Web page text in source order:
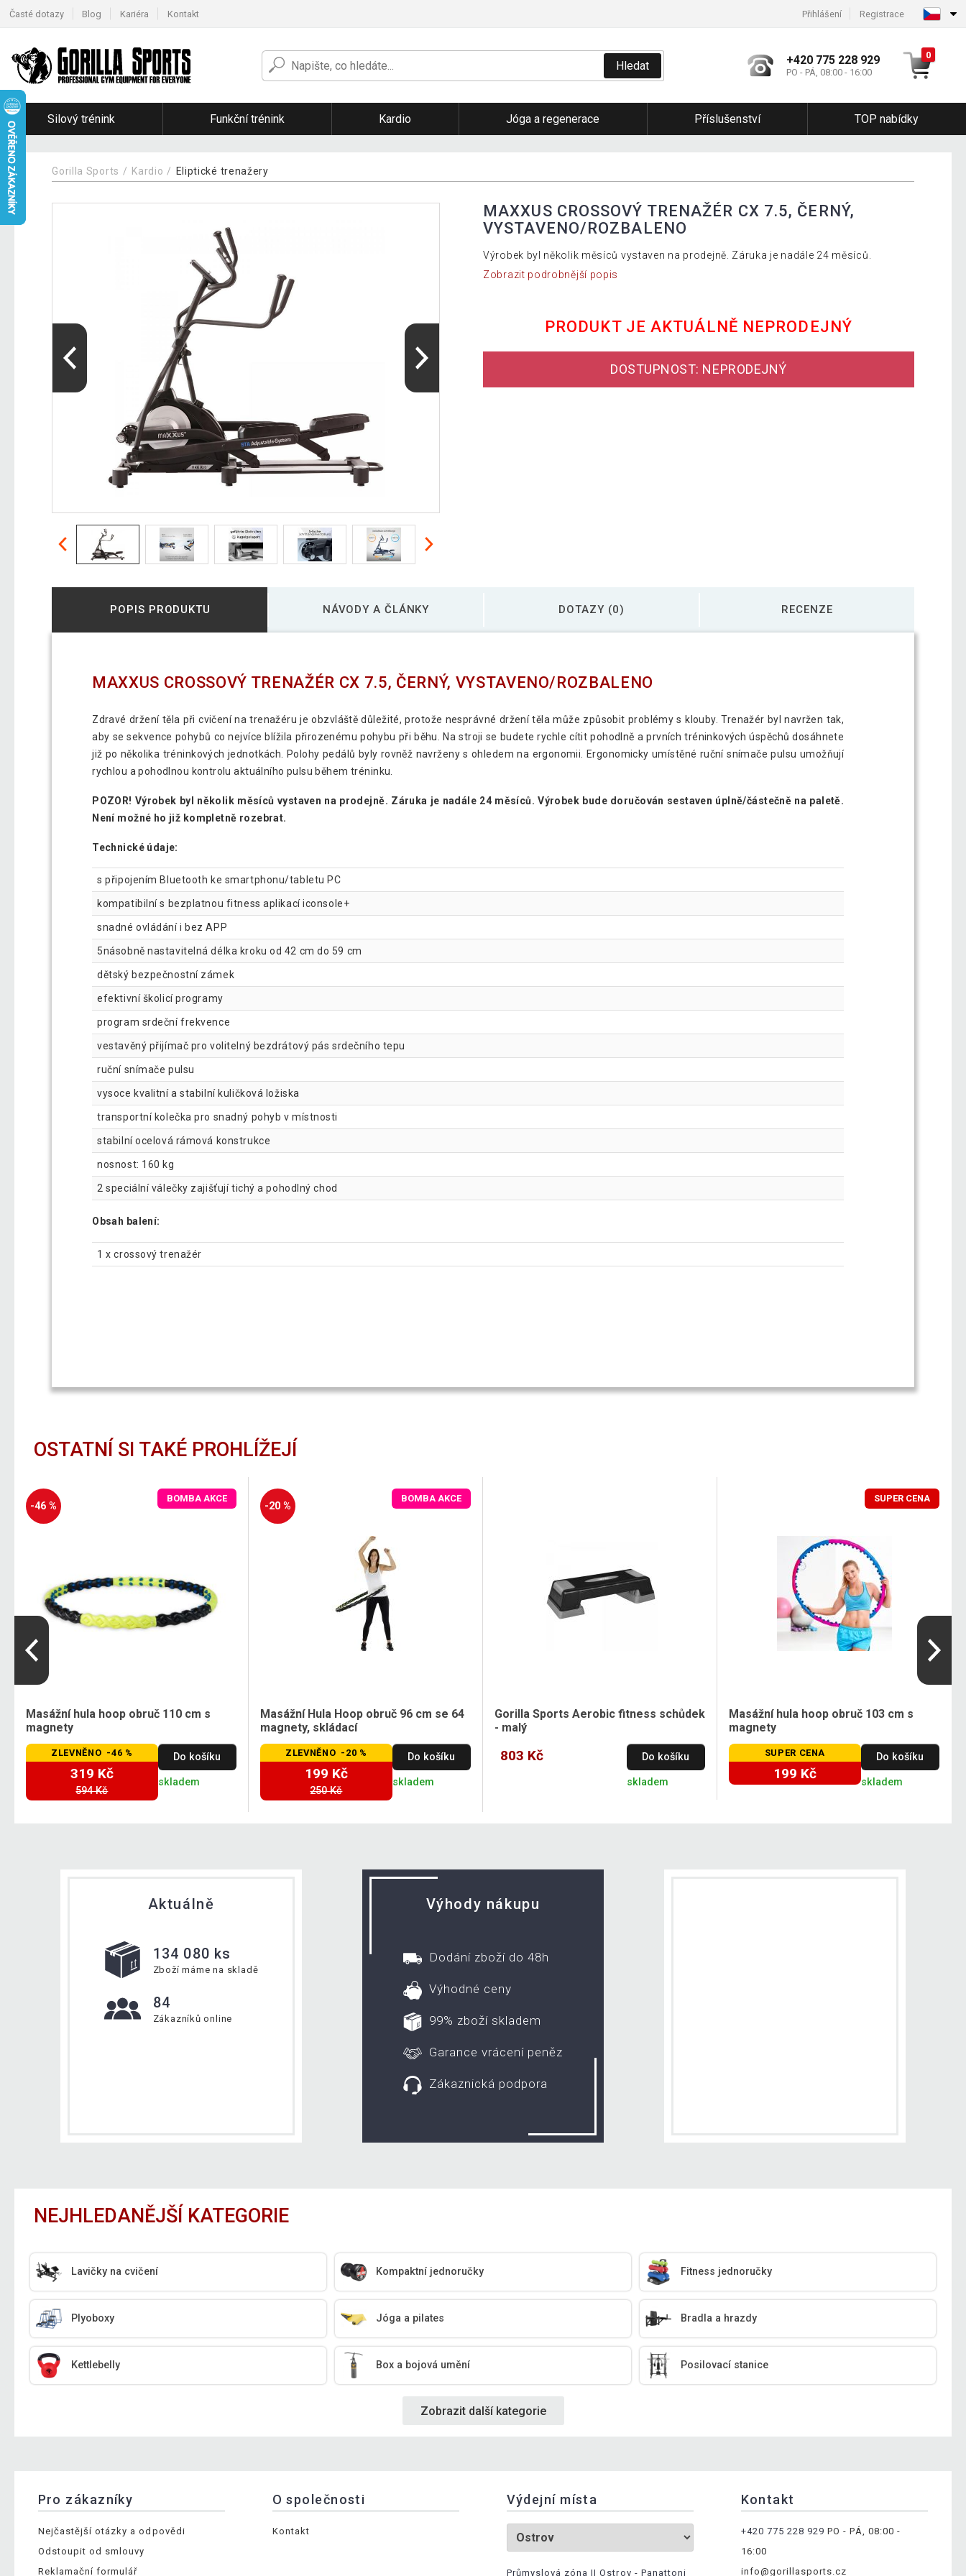
Časté dotazy Blog Kariéra Kontakt Přihlášení Registrace
Hledat +420 775 228 929
PO - PÁ, 08:00 - 16:00
0
Silový trénink Funkční trénink Kardio Jóga a regenerace Příslušenství TOP nabídky
Gorilla Sports Kardio Eliptické trenažery
MAXXUS CROSSOVÝ TRENAŽÉR CX 7.5, ČERNÝ,
VYSTAVENO/ROZBALENO
Výrobek byl několik měsíců vystaven na prodejně. Záruka je nadále 24 měsíců.
Zobrazit podrobnější popis
PRODUKT JE AKTUÁLNĚ NEPRODEJNÝ
DOSTUPNOST: NEPRODEJNÝ
POPIS PRODUKTU NÁVODY A ČLÁNKY DOTAZY (0) RECENZE
MAXXUS CROSSOVÝ TRENAŽÉR CX 7.5, ČERNÝ, VYSTAVENO/ROZBALENO
Zdravé držení těla při cvičení na trenažéru je obzvláště důležité, protože nesprávné držení těla může způsobit problémy s klouby. Trenažér byl navržen tak,
aby se sekvence pohybů co nejvíce blížila přirozenému pohybu při běhu. Na stroji se budete rychle cítit pohodlně a prvních tréninkových úspěchů dosáhnete
již po několika tréninkových jednotkách. Polohy pedálů byly rovněž navrženy s ohledem na ergonomii. Ergonomicky umístěné ruční snímače pulsu umožňují
rychlou a pohodlnou kontrolu aktuálního pulsu během tréninku.
POZOR! Výrobek byl několik měsíců vystaven na prodejně. Záruka je nadále 24 měsíců. Výrobek bude doručován sestaven úplně/částečně na paletě.
Není možné ho již kompletně rozebrat.
Technické údaje:
s připojením Bluetooth ke smartphonu/tabletu PC
kompatibilní s bezplatnou fitness aplikací iconsole+
snadné ovládání i bez APP
5násobně nastavitelná délka kroku od 42 cm do 59 cm
dětský bezpečnostní zámek
efektivní školicí programy
program srdeční frekvence
vestavěný přijímač pro volitelný bezdrátový pás srdečního tepu
ruční snímače pulsu
vysoce kvalitní a stabilní kuličková ložiska
transportní kolečka pro snadný pohyb v místnosti
stabilní ocelová rámová konstrukce
nosnost: 160 kg
2 speciální válečky zajišťují tichý a pohodlný chod
Obsah balení:
1 x crossový trenažér
OSTATNÍ SI TAKÉ PROHLÍŽEJÍ
-46 %
BOMBA AKCE
Masážní hula hoop obruč 110 cm s
magnety
ZLEVNĚNO -46 %
319 Kč
594 Kč
Do košíku
skladem
-20 %
BOMBA AKCE
Masážní Hula Hoop obruč 96 cm se 64
magnety, skládací
ZLEVNĚNO -20 %
199 Kč
250 Kč
Do košíku
skladem
Gorilla Sports Aerobic fitness schůdek
- malý
803 Kč Do košíku
skladem
SUPER CENA
Masážní hula hoop obruč 103 cm s
magnety
SUPER CENA
199 Kč
Do košíku
skladem
Aktuálně
134 080 ks
Zboží máme na skladě
84
Zákazníků online
Výhody nákupu
Dodání zboží do 48h
Výhodné ceny
99% zboží skladem
Garance vrácení peněz
Zákaznická podpora
NEJHLEDANĚJŠÍ KATEGORIE
Lavičky na cvičení Kompaktní jednoručky Fitness jednoručky
Plyoboxy Jóga a pilates Bradla a hrazdy
Kettlebelly Box a bojová umění Posilovací stanice
Zobrazit další kategorie
Pro zákazníky
Nejčastější otázky a odpovědi
Odstoupit od smlouvy
Reklamační formulář
O společnosti
Kontakt
Výdejní místa
Průmyslová zóna II Ostrov - Panattoni
Kontakt
+420 775 228 929 PO - PÁ, 08:00 -
16:00
info@gorillasports.cz